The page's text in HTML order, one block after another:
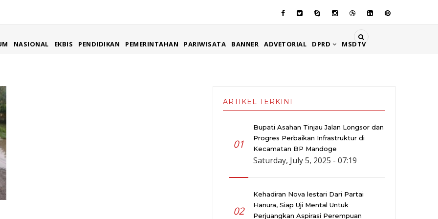
NASIONAL EKBIS PENDIDIKAN PEMERINTAHAN PARIWISATA BANNER ADVETORIAL DPRD MSDTV
ARTIKEL TERKINI
01
Bupati Asahan Tinjau Jalan Longsor dan
Progres Perbaikan Infrastruktur di
Kecamatan BP Mandoge
Saturday, July 5, 2025 - 07:19
02
Kehadiran Nova lestari Dari Partai
Hanura, Siap Uji Mental Untuk
Perjuangkan Aspirasi Perempuan